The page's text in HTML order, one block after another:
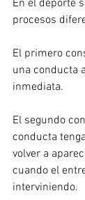
En el deporte
procesos
El primero
una conducta
inmediata.
El segundo
conducta
volver a
cuando el
interviniendo.